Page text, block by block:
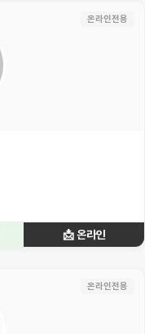
온라인전용
📩 온라인
온라인전용